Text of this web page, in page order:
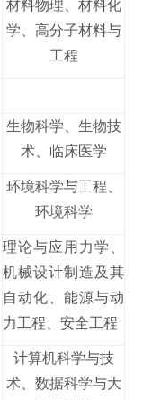
材料物理、材料化
学、高分子材料与
工程
生物科学、生物技
术、临床医学
环境科学与工程、
环境科学
理论与应用力学、
机械设计制造及其
自动化、能源与动
力工程、安全工程
计算机科学与技
术、数据科学与大